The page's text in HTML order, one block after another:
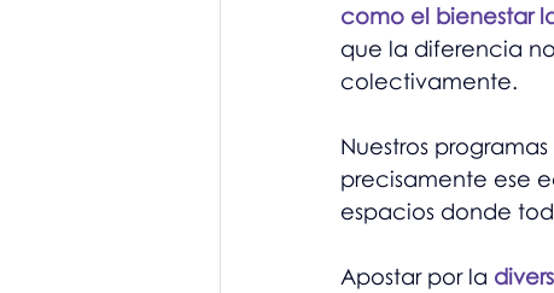
como el bienestar
que la diferencia
colectivamente.
Nuestros
precisamente ese
espacios donde
Apostar por la